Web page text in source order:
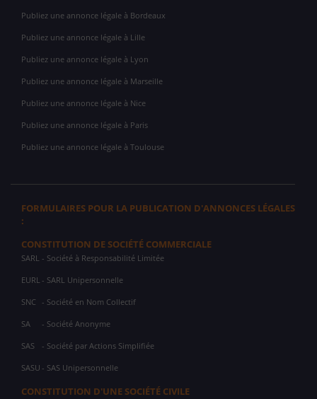
Publiez une annonce légale à Bordeaux
Publiez une annonce légale à Lille
Publiez une annonce légale à Lyon
Publiez une annonce légale à Marseille
Publiez une annonce légale à Nice
Publiez une annonce légale à Paris
Publiez une annonce légale à Toulouse
FORMULAIRES POUR LA PUBLICATION D'ANNONCES LÉGALES
:
CONSTITUTION DE SOCIÉTÉ COMMERCIALE
SARL - Société à Responsabilité Limitée
EURL - SARL Unipersonnelle
SNC - Société en Nom Collectif
SA - Société Anonyme
SAS - Société par Actions Simplifiée
SASU - SAS Unipersonnelle
CONSTITUTION D'UNE SOCIÉTÉ CIVILE